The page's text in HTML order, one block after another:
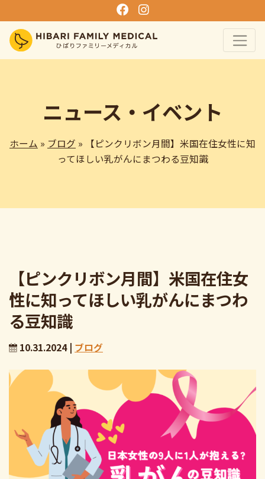
ニュース・イベント
ホーム » ブログ » 【ピンクリボン月間】米国在住女性に知
ってほしい乳がんにまつわる豆知識
【ピンクリボン月間】米国在住女
性に知ってほしい乳がんにまつわ
る豆知識
10.31.2024 | ブログ